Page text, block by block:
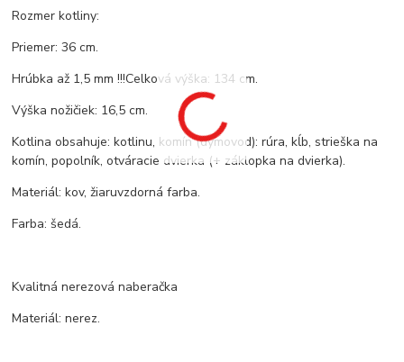
Rozmer kotliny:
Priemer: 36 cm.
Hrúbka až 1,5 mm !!!Celková výška: 134 cm.
Výška nožičiek: 16,5 cm.
Kotlina obsahuje: kotlinu, komín (dymovod): rúra, kĺb, strieška na
komín, popolník, otváracie dvierka (+ záklopka na dvierka).
Materiál: kov, žiaruvzdorná farba.
Farba: šedá.
Kvalitná nerezová naberačka
Materiál: nerez.